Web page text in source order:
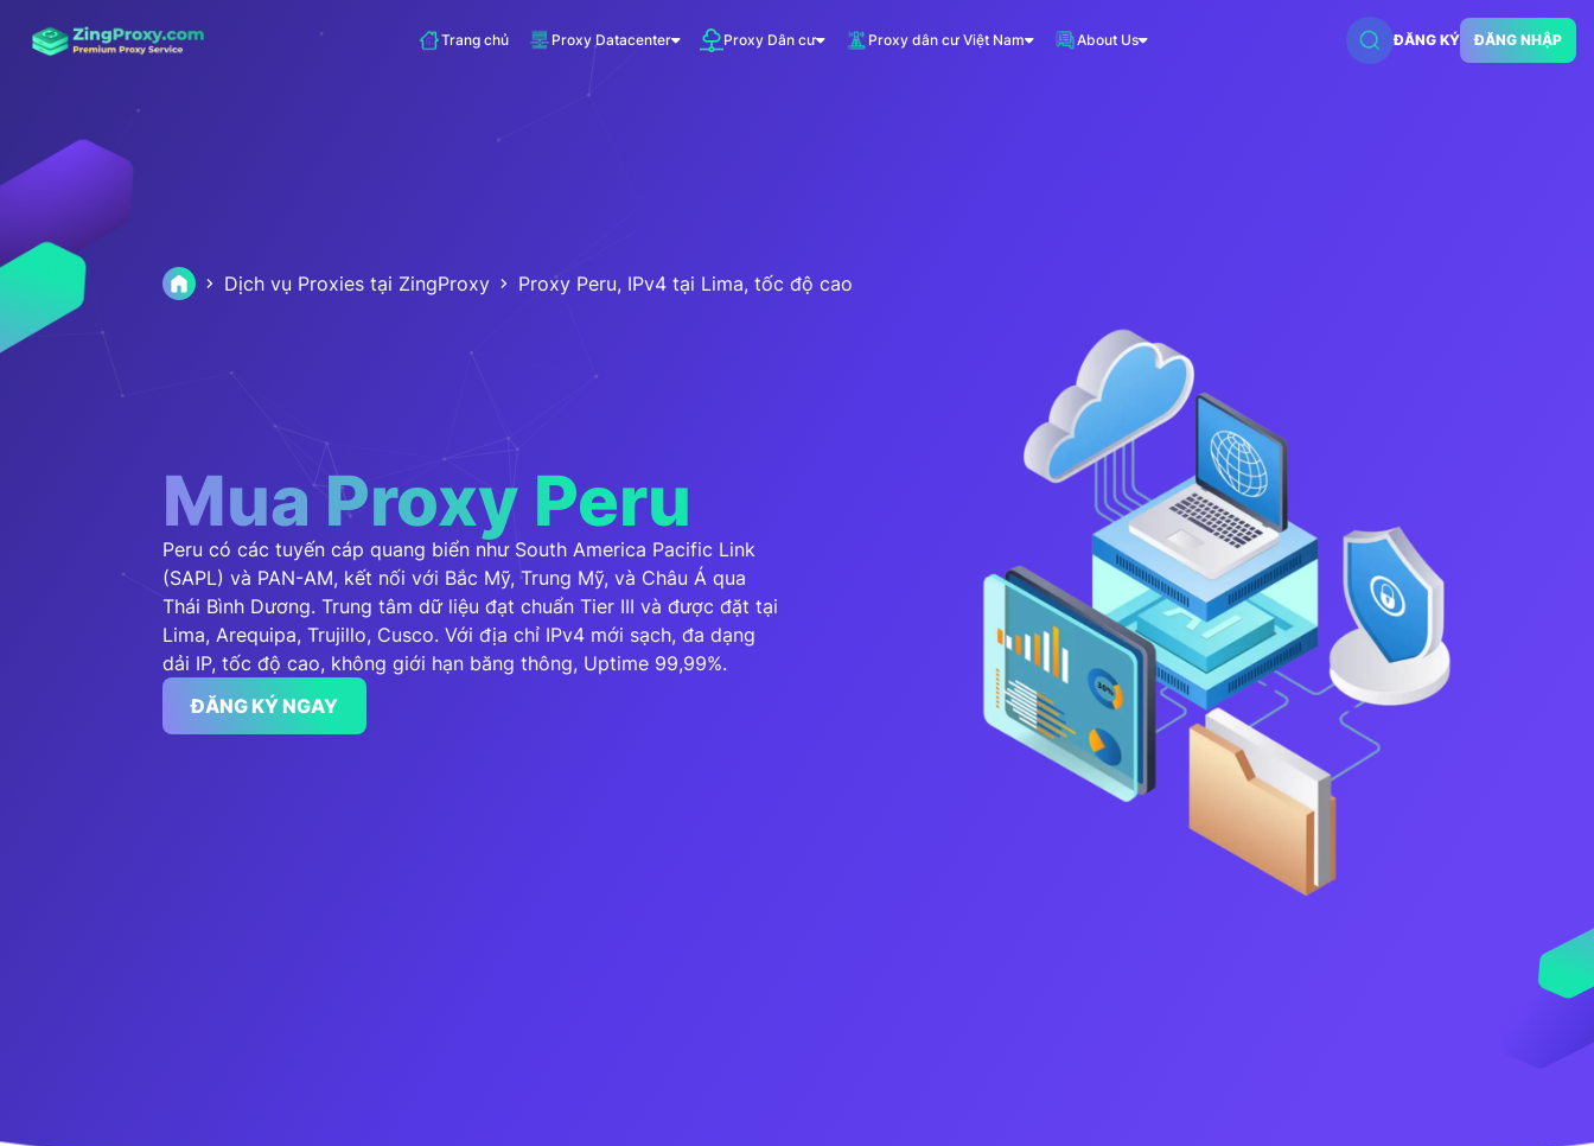
Trang chủ Proxy Datacenter Proxy Dân cư Proxy dân cư Việt Nam
VNDC 18
15.000đ/Ngày
VNDC 20
35.000đ/Ngày
VNDC 24
8.000đ/Ngày
4GViettel
20.000đ/Ngày
About Us ĐĂNG KÝ ĐĂNG NHẬP
Dịch vụ Proxies tại ZingProxy Proxy Peru, IPv4 tại Lima, tốc độ cao
Mua Proxy Peru
Peru có các tuyến cáp quang biển như South America Pacific Link
(SAPL) và PAN-AM, kết nối với Bắc Mỹ, Trung Mỹ, và Châu Á qua
Thái Bình Dương. Trung tâm dữ liệu đạt chuẩn Tier III và được đặt tại
Lima, Arequipa, Trujillo, Cusco. Với địa chỉ IPv4 mới sạch, đa dạng
dải IP, tốc độ cao, không giới hạn băng thông, Uptime 99,99%.
ĐĂNG KÝ NGAY